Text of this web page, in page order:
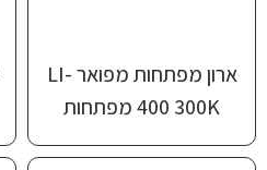
ארון מפתחות מפואר ‎LI-
300K‏ 400 מפתחות